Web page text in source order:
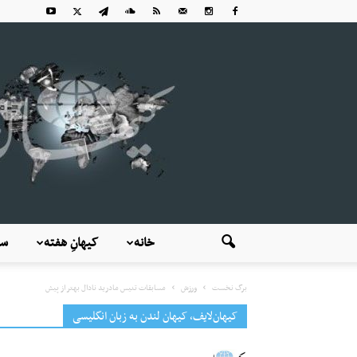
کیهانِ هفته خانه
برگ نخست ورزش مسابقات تنیس مادرید نادال بهتر از پیش
کیهان‌لایف، کیهان لندن به زبان انگلیسی